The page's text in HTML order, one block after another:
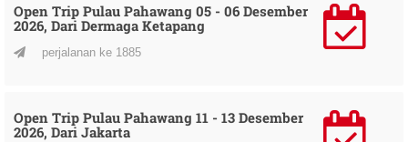
Open Trip Pulau Pahawang 05 - 06 Desember
2026, Dari Dermaga Ketapang
perjalanan ke 1885
Open Trip Pulau Pahawang 11 - 13 Desember
2026, Dari Jakarta